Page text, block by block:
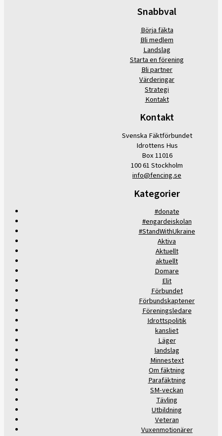
Snabbval
Börja fäkta
Bli medlem
Landslag
Starta en förening
Bli partner
Värderingar
Strategi
Kontakt
Kontakt
Svenska Fäktförbundet
Idrottens Hus
Box 11016
100 61 Stockholm
info@fencing.se
Kategorier
#donate
#engardeiskolan
#StandWithUkraine
Aktiva
Aktuellt
aktuellt
Domare
Elit
Förbundet
Förbundskaptener
Föreningsledare
Idrottspolitik
kansliet
Läger
landslag
Minnestext
Om fäktning
Parafäktning
SM-veckan
Tävling
Utbildning
Veteran
Vuxenmotionärer